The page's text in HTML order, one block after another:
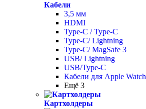
Кабели
3,5 мм
HDMI
Type-C / Type-C
Type-C/ Lightning
Type-C/ MagSafe 3
USB/ Lightning
USB/Type-C
Кабели для Apple Watch
Ещё 3
Картхолдеры